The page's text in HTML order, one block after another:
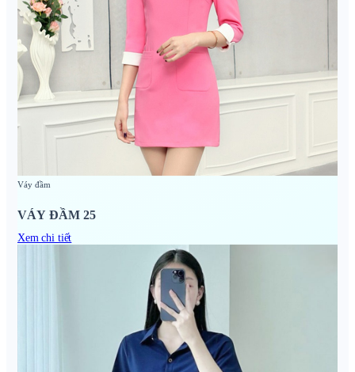
Váy đầm
VÁY ĐẦM 25
Xem chi tiết